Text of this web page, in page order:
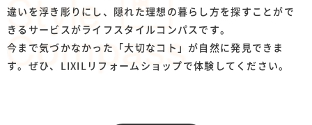
違いを浮き彫りにし、隠れた理想の暮らし方を探すことがで
きるサービスがライフスタイルコンパスです。
今まで気づかなかった「大切なコト」が自然に発見できま
す。ぜひ、LIXILリフォームショップで体験してください。